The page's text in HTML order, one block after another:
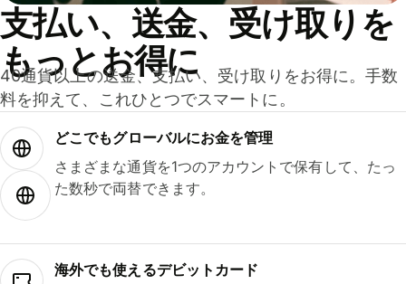
支払い、送金、受け取りを
もっとお得に
40通貨以上の送金、支払い、受け取りをお得に。手数
料を抑えて、これひとつでスマートに。
どこでもグ⁠ロ⁠ー⁠バ⁠ルにお金を管理
さまざまな通貨を1つのアカウントで保有して、たっ
た数秒で両替できます。
海外でも使えるデビットカード